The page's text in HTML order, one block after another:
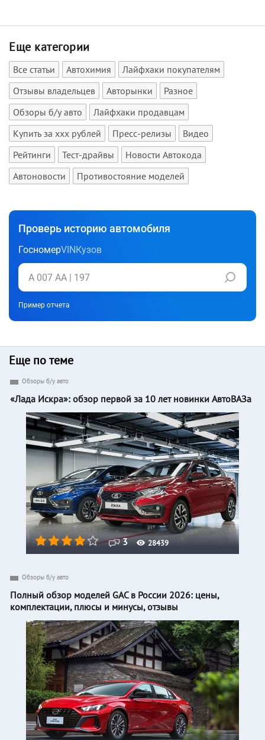
Еще категории
Все статьи Автохимия
Лайфхаки покупателям
Отзывы владельцев
Авторынки
Разное
Обзоры б/у авто
Лайфхаки продавцам
Купить за xxx рублей
Пресс-релизы
Видео
Рейтинги
Тест-драйвы
Новости Автокода
Автоновости
Противостояние моделей
Проверь историю автомобиля
ГосномерVIN Кузов
Пример отчета
Еще по теме
3 28439
Обзоры б/у авто
«Лада Искра»: обзор первой за 10 лет новинки АвтоВАЗа
Обзоры б/у авто
Полный обзор моделей GAC в России 2026: цены,
комплектации, плюсы и минусы, отзывы